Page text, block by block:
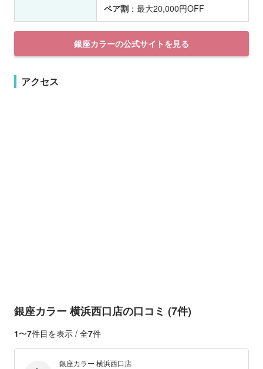
ペア割 ：最大20,000円OFF
銀座カラーの公式サイトを見る
アクセス
銀座カラー 横浜西口店の口コミ (7件)
1〜7件目を表示 / 全7件
銀座カラー 横浜西口店